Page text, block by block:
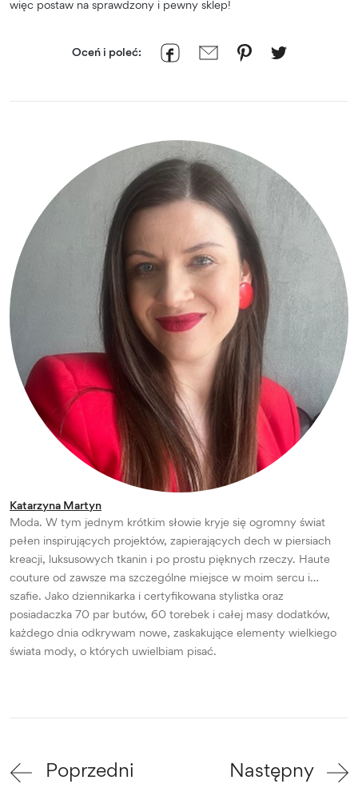
więc postaw na sprawdzony i pewny sklep!
Oceń i poleć:
Katarzyna Martyn
Moda. W tym jednym krótkim słowie kryje się ogromny świat
pełen inspirujących projektów, zapierających dech w piersiach
kreacji, luksusowych tkanin i po prostu pięknych rzeczy. Haute
couture od zawsze ma szczególne miejsce w moim sercu i…
szafie. Jako dziennikarka i certyfikowana stylistka oraz
posiadaczka 70 par butów, 60 torebek i całej masy dodatków,
każdego dnia odkrywam nowe, zaskakujące elementy wielkiego
świata mody, o których uwielbiam pisać.
Poprzedni Następny